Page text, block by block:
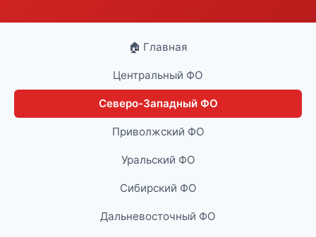
🏠 Главная
Центральный ФО
Северо-Западный ФО
Приволжский ФО
Уральский ФО
Сибирский ФО
Дальневосточный ФО